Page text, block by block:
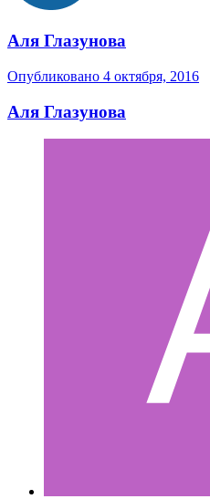
Аля Глазунова
Опубликовано 4 октября, 2016
Аля Глазунова